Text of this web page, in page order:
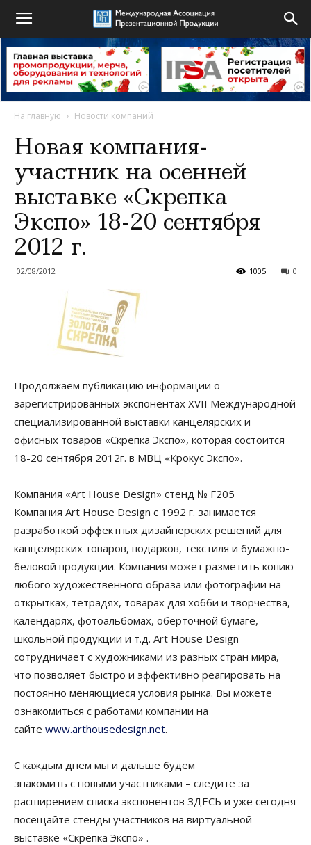
На главную Новости компаний
Новая компания-
участник на осенней
выставке «Скрепка
Экспо» 18-20 сентября
2012 г.
02/08/2012 0
1005
Продолжаем публикацию информации о
зарегистрированных экспонентах XVII Международной
специализированной выставки канцелярских и
офисных товаров «Скрепка Экспо», которая состоится
18-20 сентября 2012г. в МВЦ «Крокус Экспо».
Компания «Art House Design» стенд № F205
Компания Art House Design с 1992 г. занимается
разработкой эффектных дизайнерских решений для
канцелярских товаров, подарков, текстиля и бумажно-
беловой продукции. Компания может разметить копию
любого художественного образа или фотографии на
открытках, тетрадях, товарах для хобби и творчества,
календарях, фотоальбомах, оберточной бумаге,
школьной продукции и т.д. Art House Design
сотрудничает с художниками из разных стран мира,
что позволяет быстро и эффективно реагировать на
постоянно меняющиеся условия рынка. Вы можете
ознакомиться с работами компании на
сайте www.arthousedesign.net.
С каждым днем мы и дальше будем
знакомить с новыми участниками – следите за
расширением списка экспонентов ЗДЕСЬ и уже сегодня
посещайте стенды участников на виртуальной
выставке «Скрепка Экспо» .